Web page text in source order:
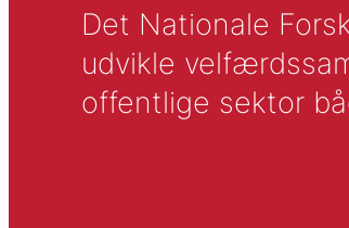
Det Nationale
udvikle
offentlige sektor